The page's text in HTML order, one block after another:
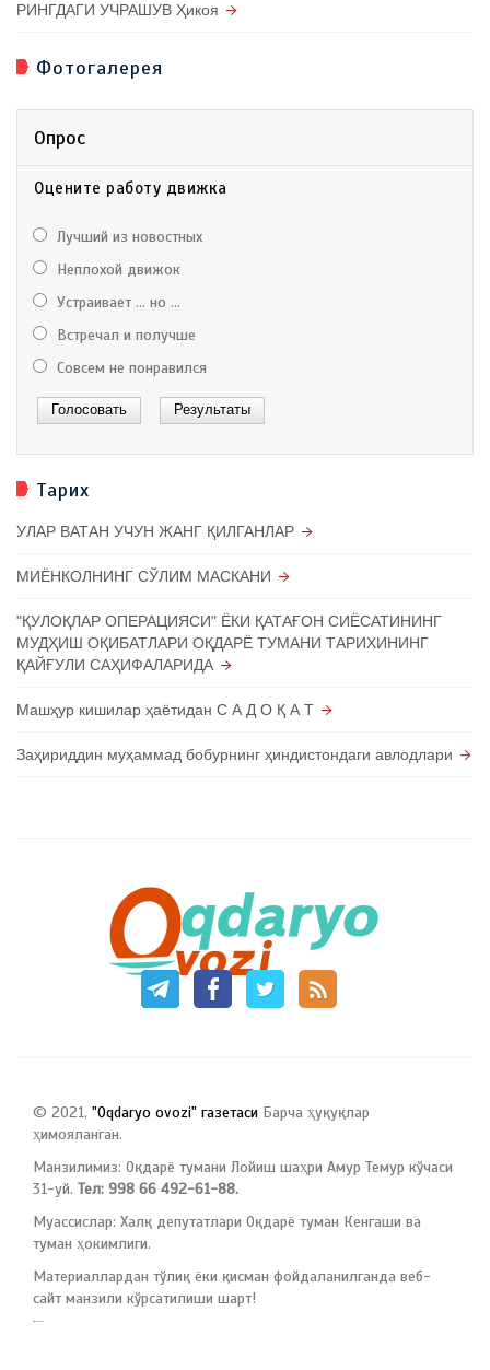
РИНГДАГИ УЧРАШУВ Ҳикоя
Фотогалерея
Опрос
Оцените работу движка
Лучший из новостных
Неплохой движок
Устраивает ... но ...
Встречал и получше
Совсем не понравился
Тарих
УЛАР ВАТАН УЧУН ЖАНГ ҚИЛГАНЛАР
МИЁНКОЛНИНГ СЎЛИМ МАСКАНИ
"ҚУЛОҚЛАР ОПЕРАЦИЯСИ" ЁКИ ҚАТАҒОН СИЁСАТИНИНГ
МУДҲИШ ОҚИБАТЛАРИ ОҚДАРЁ ТУМАНИ ТАРИХИНИНГ
ҚАЙҒУЛИ САҲИФАЛАРИДА
Машҳур кишилар ҳаётидан С А Д О Қ А Т
Заҳириддин муҳаммад бобурнинг ҳиндистондаги авлодлари
© 2021, "Oqdaryo ovozi" газетаси Барча ҳуқуқлар
ҳимояланган.
Манзилимиз: Оқдарё тумани Лойиш шаҳри Амур Темур кўчаси
31-уй. Тел: 998 66 492-61-88.
Муассислар: Халқ депутатлари Оқдарё туман Кенгаши ва
туман ҳокимлиги.
Материаллардан тўлиқ ёки қисман фойдаланилганда веб-
сайт манзили кўрсатилиши шарт!